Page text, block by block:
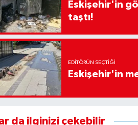
Eskişehir'in
taştı!
EDITÖRÜN SEÇTIĞI
Eskişehir'in
da ilginizi çekebilir